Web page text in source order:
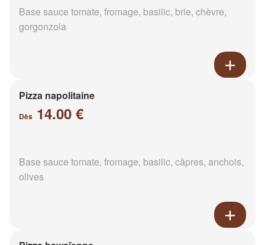
Base sauce tomate, fromage, basilic, brie, chèvre,
gorgonzola
Pizza napolitaine
Dès 14.00 €
Base sauce tomate, fromage, basilic, câpres, anchois,
olives